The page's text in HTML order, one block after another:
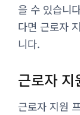
을 수 있습니
다면 근로자
니다.
근로자
근로자 지원